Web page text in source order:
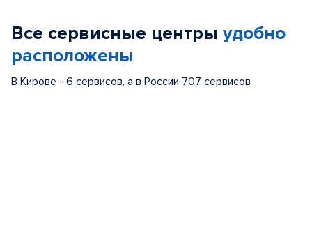
Все сервисные центры удобно
расположены
В Кирове - 6 сервисов, а в России 707 сервисов